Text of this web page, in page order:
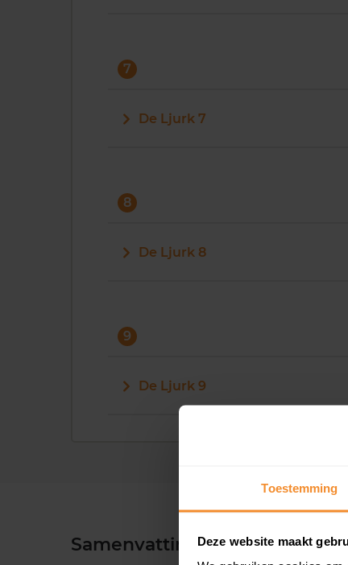
Toestemming
Deze website maakt
7
De Ljurk 7
8
De Ljurk 8
9
De Ljurk 9
Samenvatting